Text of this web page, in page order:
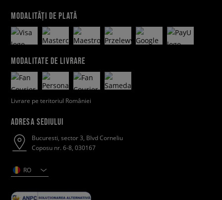
MODALITĂȚI DE PLATĂ
MODALITATE DE LIVRARE
Livrare pe teritoriul României
ADRESA SEDIULUI
Bucuresti, sector 3, Blvd Corneliu
Coposu nr. 6-8, 030167
RO